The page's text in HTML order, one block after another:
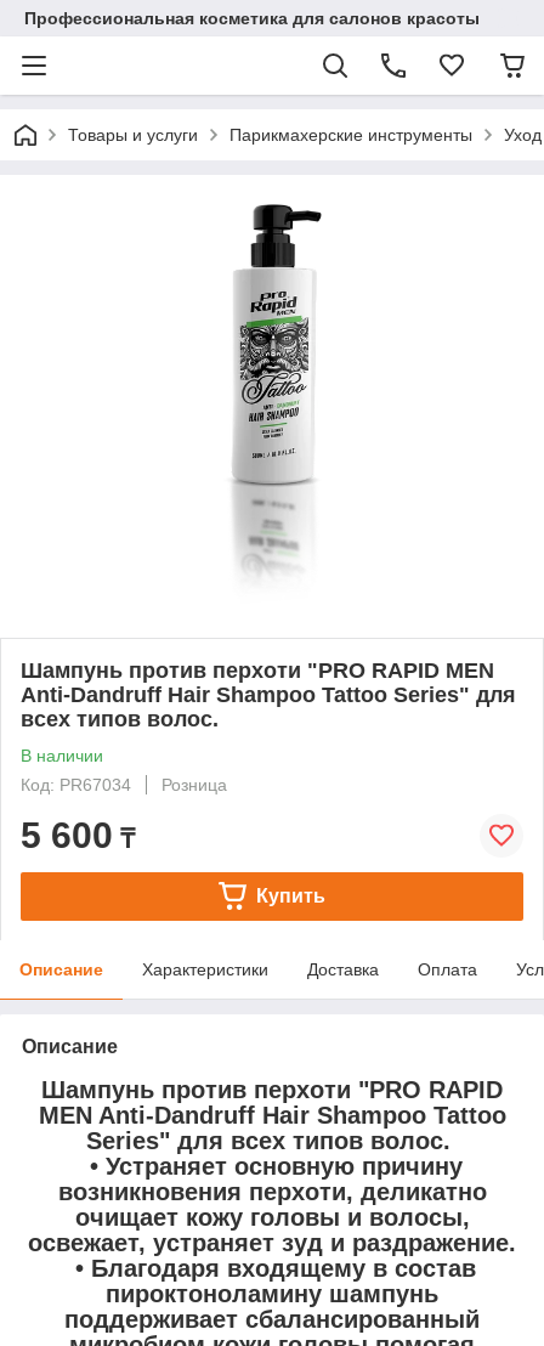
Профессиональная косметика для салонов красоты
Товары и услуги Парикмахерские инструменты
Шампунь против перхоти "PRO RAPID MEN
Anti-Dandruff Hair Shampoo Tattoo Series" для
всех типов волос.
В наличии
Код: PR67034
Розница
5 600 ₸
Купить
Описание Характеристики Доставка Оплата
Описание
Шампунь против перхоти "PRO RAPID
MEN Anti-Dandruff Hair Shampoo Tattoo
Series" для всех типов волос.
• Устраняет основную причину
возникновения перхоти, деликатно
очищает кожу головы и волосы,
освежает, устраняет зуд и раздражение.
• Благодаря входящему в состав
пироктоноламину шампунь
поддерживает сбалансированный